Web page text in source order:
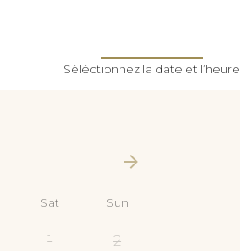
Séléctionnez la date et l’heure
Sat Sun
1 2